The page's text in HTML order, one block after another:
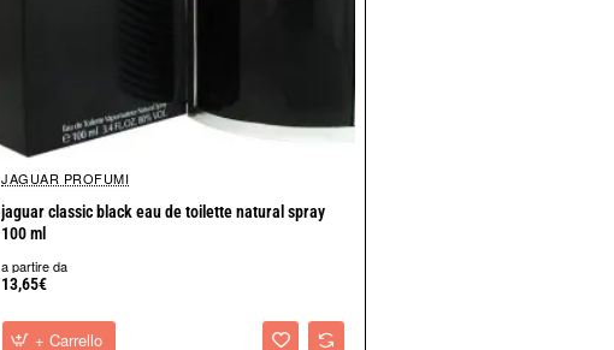
JAGUAR PROFUMI
jaguar classic black eau de toilette natural spray
100 ml
a partire da
13,65€
+ Carrello